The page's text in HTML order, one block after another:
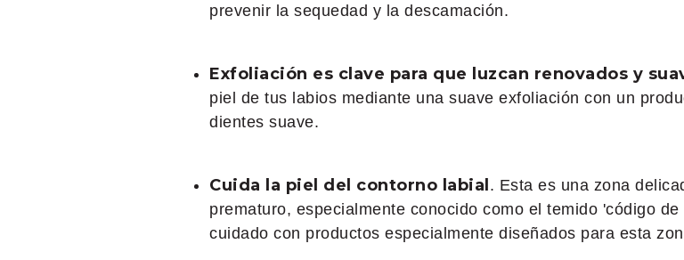
prevenir la sequedad y la descamación.
Exfoliación es clave para que luzcan renovados y
piel de tus labios mediante una suave exfoliación con un
dientes suave.
Cuida la piel del contorno labial . Esta es una zona
prematuro, especialmente conocido como el temido 'código de
cuidado con productos especialmente diseñados para esta